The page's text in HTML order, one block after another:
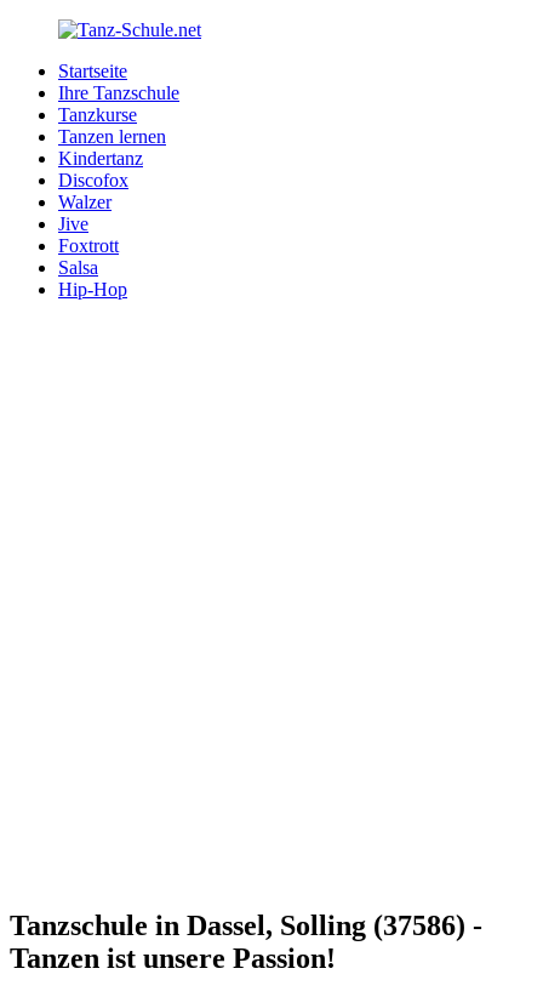
Zurück
Inhalt
Tanz-
Schule.net
Ihre
Tanzschule
Internet
Startseite
Ihre Tanzschule
Tanzkurse
Tanzen lernen
Kindertanz
Discofox
Walzer
Jive
Foxtrott
Salsa
Hip-Hop
Tanzschule in Dassel, Solling (37586) -
Tanzen ist unsere Passion!